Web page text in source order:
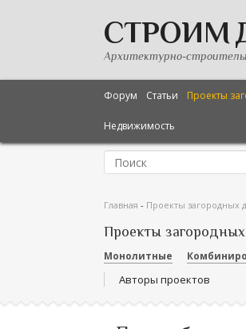
СТРОИМ
Архитектурно-
Форум Статьи Проекты
Недвижимость
Главная - Проекты загородных
Проекты
Монолитные
Авторы проектов